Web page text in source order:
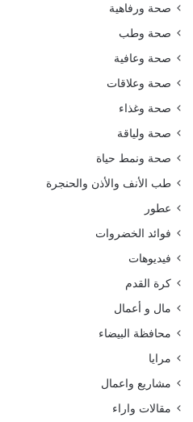
صحة ورفاهية
صحة وطب
صحة وعافية
صحة وعلاقات
صحة وغذاء
صحة ولياقة
صحة ونمط حياة
طب الأنف والأذن والحنجرة
عطور
فوائد الخضروات
فيديوهات
كرة القدم
مال و أعمال
محافظة البيضاء
مرايا
مشاريع واعمال
مقالات واراء